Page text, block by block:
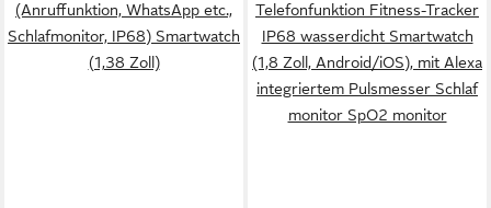
(Anruffunktion, WhatsApp etc.,
Schlafmonitor, IP68) Smartwatch
(1,38 Zoll)
Telefonfunktion Fitness-Tracker
IP68 wasserdicht Smartwatch
(1,8 Zoll, Android/iOS), mit Alexa
integriertem Pulsmesser Schlaf
monitor SpO2 monitor